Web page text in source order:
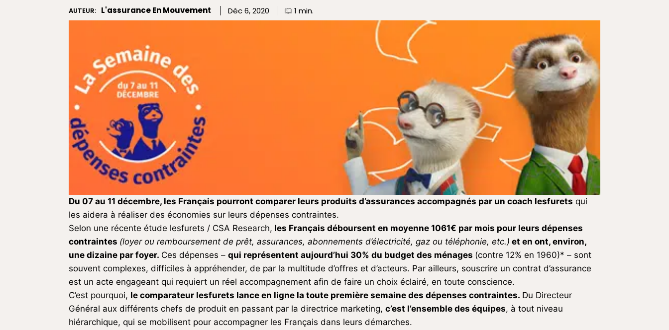
AUTEUR: L'assurance En Mouvement Déc 6, 2020 1 min.
Du 07 au 11 décembre, les Français pourront comparer leurs produits d’assurances accompagnés par un coach lesfurets qui
les aidera à réaliser des économies sur leurs dépenses contraintes.
Selon une récente étude lesfurets / CSA Research, les Français déboursent en moyenne 1061€ par mois pour leurs dépenses
contraintes (loyer ou remboursement de prêt, assurances, abonnements d’électricité, gaz ou téléphonie, etc.) et en ont, environ,
une dizaine par foyer. Ces dépenses – qui représentent aujourd’hui 30% du budget des ménages (contre 12% en 1960)* – sont
souvent complexes, difficiles à appréhender, de par la multitude d’offres et d’acteurs. Par ailleurs, souscrire un contrat d’assurance
est un acte engageant qui requiert un réel accompagnement afin de faire un choix éclairé, en toute conscience.
C’est pourquoi, le comparateur lesfurets lance en ligne la toute première semaine des dépenses contraintes. Du Directeur
Général aux différents chefs de produit en passant par la directrice marketing, c’est l’ensemble des équipes, à tout niveau
hiérarchique, qui se mobilisent pour accompagner les Français dans leurs démarches.